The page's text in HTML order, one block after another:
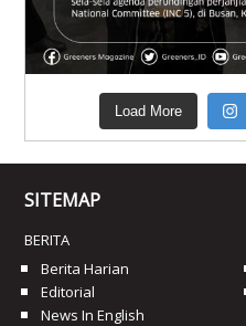
Load More
SITEMAP
BERITA
Berita Harian
Editorial
News In English